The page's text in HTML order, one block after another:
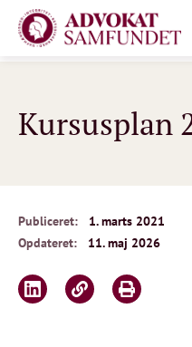
Kursusplan
Publiceret:
1. marts 2021
Opdateret:
11. maj 2026